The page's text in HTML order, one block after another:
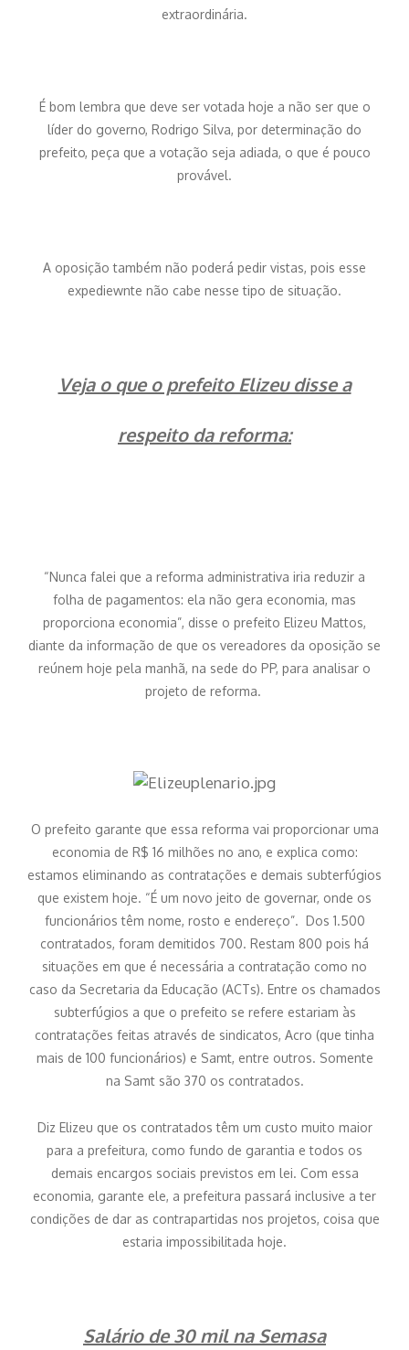
extraordinária.
É bom lembra que deve ser votada hoje a não ser que o
líder do governo, Rodrigo Silva, por determinação do
prefeito, peça que a votação seja adiada, o que é pouco
provável.
A oposição também não poderá pedir vistas, pois esse
expediewnte não cabe nesse tipo de situação.
Veja o que o prefeito Elizeu disse a
respeito da reforma:
“Nunca falei que a reforma administrativa iria reduzir a
folha de pagamentos: ela não gera economia, mas
proporciona economia”, disse o prefeito Elizeu Mattos,
diante da informação de que os vereadores da oposição se
reúnem hoje pela manhã, na sede do PP, para analisar o
projeto de reforma.
O prefeito garante que essa reforma vai proporcionar uma
economia de R$ 16 milhões no ano, e explica como:
estamos eliminando as contratações e demais subterfúgios
que existem hoje. “É um novo jeito de governar, onde os
funcionários têm nome, rosto e endereço”. Dos 1.500
contratados, foram demitidos 700. Restam 800 pois há
situações em que é necessária a contratação como no
caso da Secretaria da Educação (ACTs). Entre os chamados
subterfúgios a que o prefeito se refere estariam às
contratações feitas através de sindicatos, Acro (que tinha
mais de 100 funcionários) e Samt, entre outros. Somente
na Samt são 370 os contratados.
Diz Elizeu que os contratados têm um custo muito maior
para a prefeitura, como fundo de garantia e todos os
demais encargos sociais previstos em lei. Com essa
economia, garante ele, a prefeitura passará inclusive a ter
condições de dar as contrapartidas nos projetos, coisa que
estaria impossibilitada hoje.
Salário de 30 mil na Semasa